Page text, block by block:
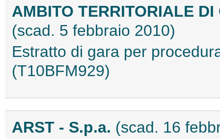
AMBITO TERRITORIALE
(scad. 5 febbraio 2010)
Estratto di gara per
(T10BFM929)
ARST - S.p.a. (scad. 16